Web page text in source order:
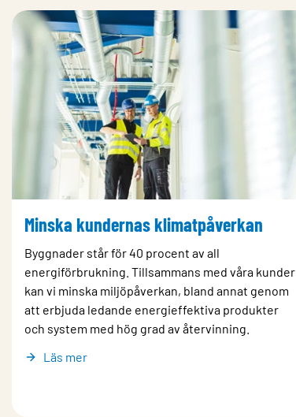
Minska kundernas klimatpåverkan
Byggnader står för 40 procent av all
energiförbrukning. Tillsammans med våra kunder
kan vi minska miljöpåverkan, bland annat genom
att erbjuda ledande energieffektiva produkter
och system med hög grad av återvinning.
Läs mer